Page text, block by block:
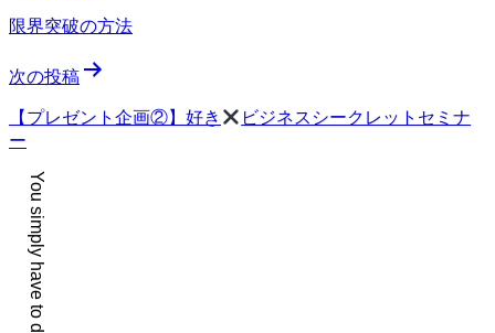
稿
ビ
ゲ
ー
シ
ョ
ン
限界突破の方法
次の投稿
【プレゼント企画②】好き
ビジネスシークレットセミナ
ー